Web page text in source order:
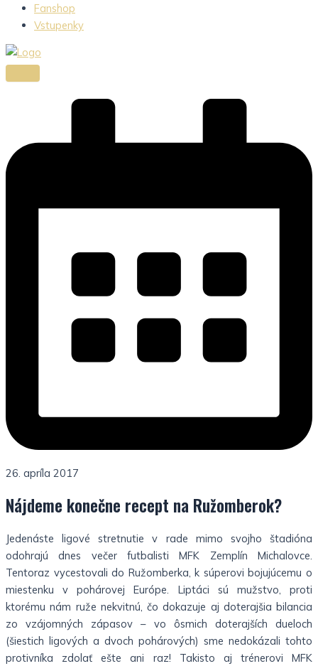
Fanshop
Vstupenky
26. apríla 2017
Nájdeme konečne recept na Ružomberok?
Jedenáste ligové stretnutie v rade mimo svojho štadióna
odohrajú dnes večer futbalisti MFK Zemplín Michalovce.
Tentoraz vycestovali do Ružomberka, k súperovi bojujúcemu o
miestenku v pohárovej Európe. Liptáci sú mužstvo, proti
ktorému nám ruže nekvitnú, čo dokazuje aj doterajšia bilancia
zo vzájomných zápasov – vo ôsmich doterajších dueloch
(šiestich ligových a dvoch pohárových) sme nedokázali tohto
protivníka zdolať ešte ani raz! Takisto aj trénerovi MFK